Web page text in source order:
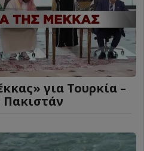
για Τουρκία –
Πακιστάν